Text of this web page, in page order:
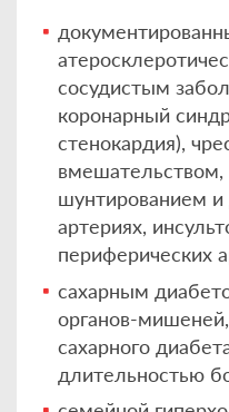
сосудистым
коронарный
стенокардия),
шунтированием
артериях,
периферических
сахарным
органов-
сахарного
длительностью